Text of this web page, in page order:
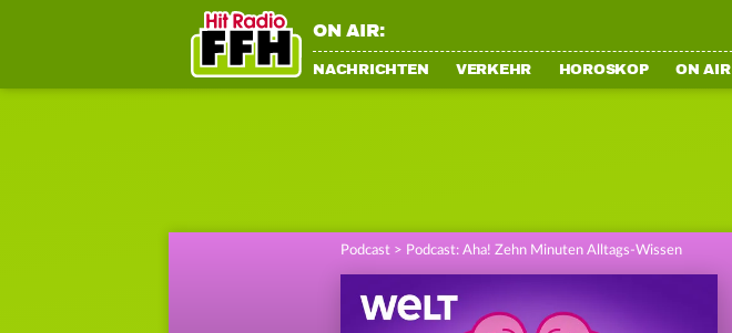
ON AIR:
NACHRICHTEN VERKEHR HOROSKOP ON AIR
Podcast > Podcast: Aha! Zehn Minuten Alltags-Wissen